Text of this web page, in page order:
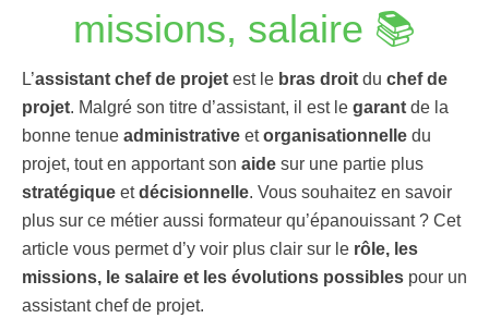
missions, salaire 📚
L’assistant chef de projet est le bras droit du chef de
projet. Malgré son titre d’assistant, il est le garant de la
bonne tenue administrative etorganisationnelle du
projet, tout en apportant son aide sur une partie plus
stratégique etdécisionnelle. Vous souhaitez en savoir
plus sur ce métier aussi formateur qu’épanouissant ? Cet
article vous permet d’y voir plus clair sur le rôle, les
missions, le salaire et les évolutions possibles pour un
assistant chef de projet.